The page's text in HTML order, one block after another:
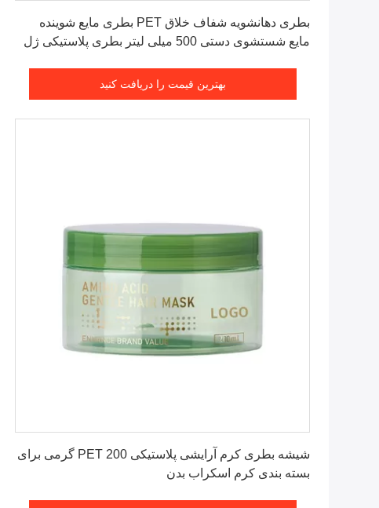
بطری دهانشویه شفاف خلاق PET بطری مایع شوینده
مایع شستشوی دستی 500 میلی لیتر بطری پلاستیکی ژل
بهترین قیمت را دریافت کنید
شیشه بطری کرم آرایشی پلاستیکی PET 200 گرمی برای
بسته بندی کرم اسکراب بدن